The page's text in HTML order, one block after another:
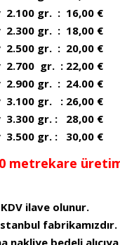
2.100 gr. : 16,00 €
2.300 gr. : 18,00 €
2.500 gr. : 20,00 €
2.700 gr. : 22,00 €
2.900 gr. : 24.00 €
3.100 gr. : 26,00 €
3.300 gr. : 28,00 €
3.500 gr. : 30,00 €
metrekare
ilave olunur.
fabrikamızdır.
nakliye bedeli